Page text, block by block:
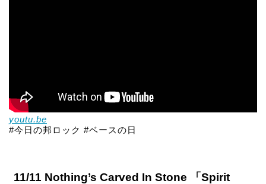
youtu.be
#今日の邦ロック #ベースの日
11/11 Nothing’s Carved In Stone 「Spirit